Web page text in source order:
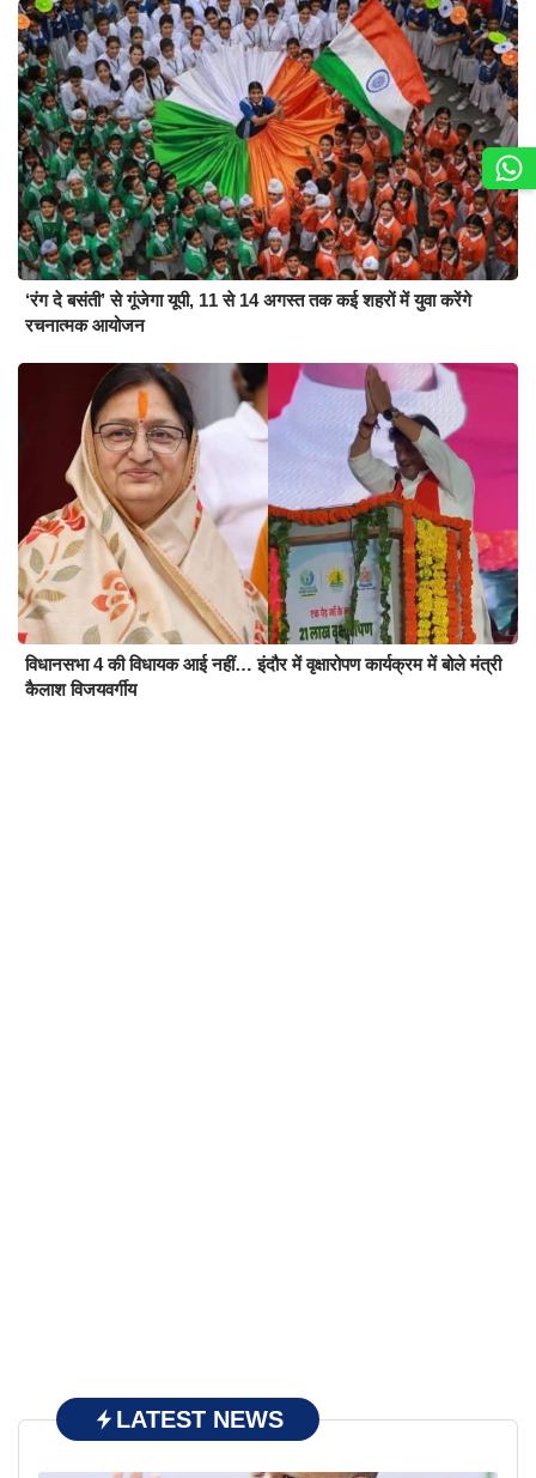
‘रंग दे बसंती’ से गूंजेगा यूपी, 11 से 14 अगस्त तक कई शहरों में युवा करेंगे
रचनात्मक आयोजन
विधानसभा 4 की विधायक आई नहीं… इंदौर में वृक्षारोपण कार्यक्रम में बोले मंत्री
कैलाश विजयवर्गीय
LATEST NEWS